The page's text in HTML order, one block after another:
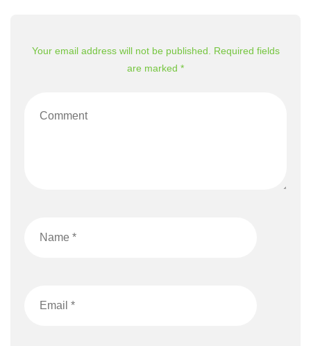
Your email address will not be published. Required fields
are marked *